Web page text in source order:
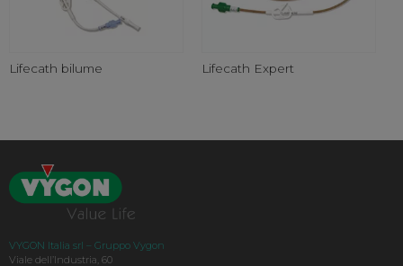
Lifecath bilume Lifecath Expert
VYGON Italia srl – Gruppo Vygon
Viale dell’Industria, 60